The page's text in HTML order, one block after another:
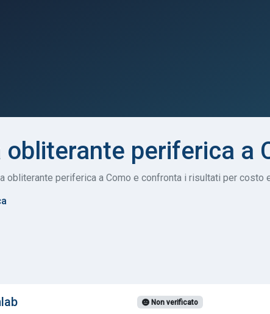
periferica a
obliterante periferica a Como e confronta i risultati per costo
Non verificato